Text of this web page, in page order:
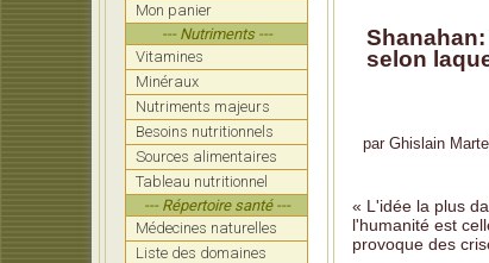
Mon panier
--- Nutriments ---
Vitamines
Minéraux
Nutriments majeurs
Besoins nutritionnels
Sources alimentaires
Tableau nutritionnel
--- Répertoire santé ---
Médecines naturelles
Liste des domaines
selon
par Ghislain Martel
« L'idée la plus
l'humanité est
provoque des